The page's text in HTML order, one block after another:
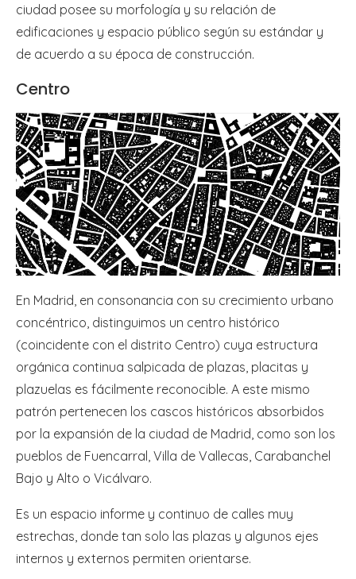
ciudad posee su morfología y su relación de
edificaciones y espacio público según su estándar y
de acuerdo a su época de construcción.
Centro
En Madrid, en consonancia con su crecimiento urbano
concéntrico, distinguimos un centro histórico
(coincidente con el distrito Centro) cuya estructura
orgánica continua salpicada de plazas, placitas y
plazuelas es fácilmente reconocible. A este mismo
patrón pertenecen los cascos históricos absorbidos
por la expansión de la ciudad de Madrid, como son los
pueblos de Fuencarral, Villa de Vallecas, Carabanchel
Bajo y Alto o Vicálvaro.
Es un espacio informe y continuo de calles muy
estrechas, donde tan solo las plazas y algunos ejes
internos y externos permiten orientarse.